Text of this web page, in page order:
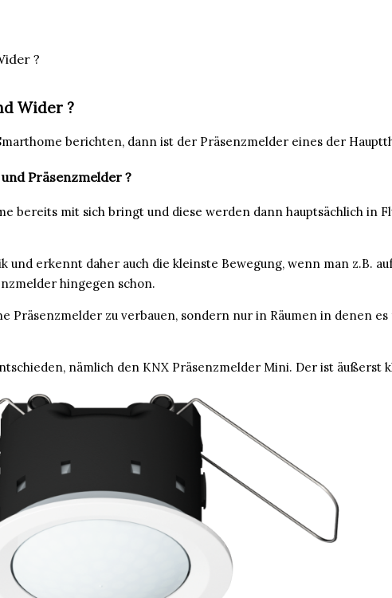
?
Wider ?
berichten, dann ist der Präsenzmelder eines der
Präsenzmelder ?
bereits mit sich bringt und diese werden dann hauptsächlich in
erkennt daher auch die kleinste Bewegung, wenn man z.B.
hingegen schon.
Präsenzmelder zu verbauen, sondern nur in Räumen in denen
nämlich den KNX Präsenzmelder Mini. Der ist äußerst